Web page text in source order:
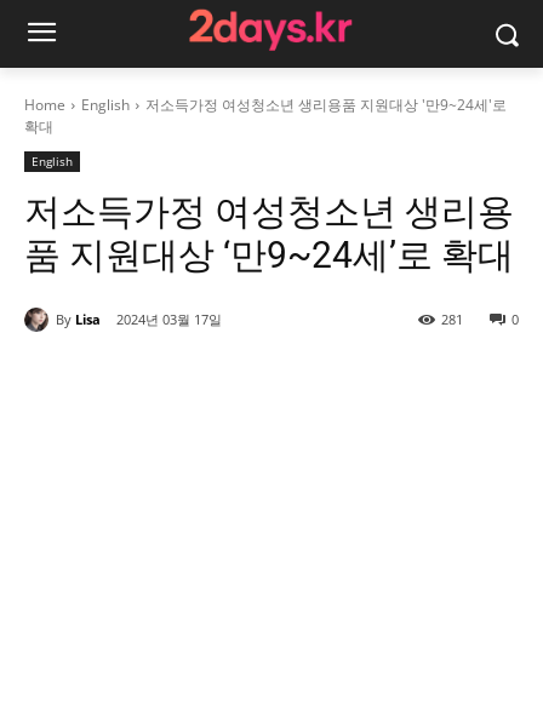
Home English
저소득가정 여성청소년 생리용품 지원대상 '만9~24세'로
확대
English
저소득가정 여성청소년 생리용
품 지원대상 ‘만9~24세’로 확대
By Lisa 2024년 03월 17일 0
281